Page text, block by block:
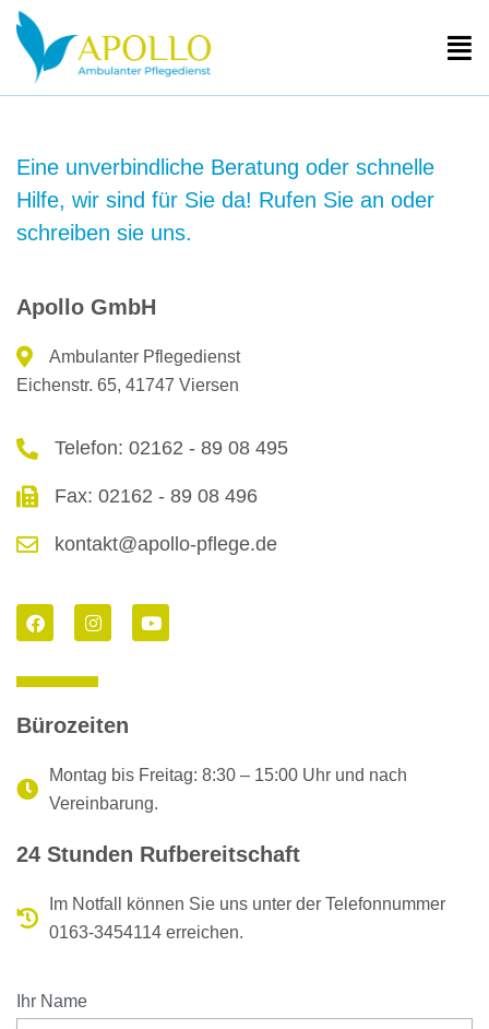
Skip
content
Eine unverbindliche Beratung oder schnelle
Hilfe, wir sind für Sie da! Rufen Sie an oder
schreiben sie uns.
Apollo GmbH
Ambulanter Pflegedienst
Eichenstr. 65, 41747 Viersen
Telefon: 02162 - 89 08 495
Fax: 02162 - 89 08 496
kontakt@apollo-pflege.de
a
c
e
o
k
n
s
t
g
a
m
o
u
t
Bürozeiten
Montag bis Freitag: 8:30 – 15:00 Uhr und nach
Vereinbarung.
24 Stunden Rufbereitschaft
Im Notfall können Sie uns unter der Telefonnummer
0163-3454114 erreichen.
Ihr Name